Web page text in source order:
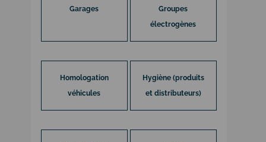
Garages
Groupes
électrogènes
Homologation
véhicules
Hygiène (produits
et distributeurs)